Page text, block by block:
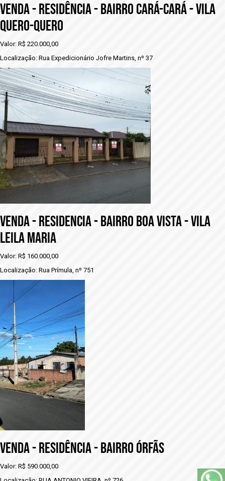
VENDA - RESIDÊNCIA - BAIRRO CARÁ-CARÁ - VILA
QUERO-QUERO
Valor: R$ 220.000,00
Localização: Rua Expedicionário Jofre Martins, nº 37
VENDA - RESIDENCIA - BAIRRO BOA VISTA - VILA
LEILA MARIA
Valor: R$ 160.000,00
Localização: Rua Prímula, nº 751
VENDA - RESIDÊNCIA - BAIRRO ÓRFÃS
Valor: R$ 590.000,00